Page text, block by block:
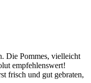
Die Pommes, vielleicht
empfehlenswert!
frisch und gut gebraten,